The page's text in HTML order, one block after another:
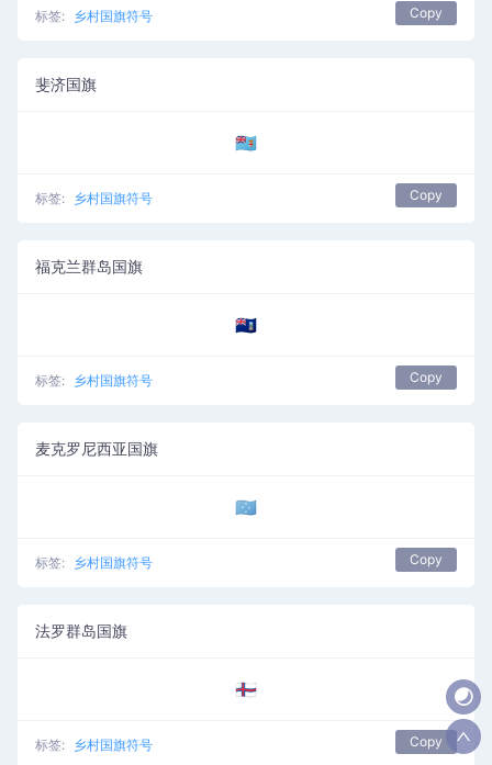
标签: 乡村国旗符号 Copy
斐济国旗
🇫🇯
标签: 乡村国旗符号 Copy
福克兰群岛国旗
🇫🇰
标签: 乡村国旗符号 Copy
麦克罗尼西亚国旗
🇫🇲
标签: 乡村国旗符号 Copy
法罗群岛国旗
🇫🇴
标签: 乡村国旗符号 Copy